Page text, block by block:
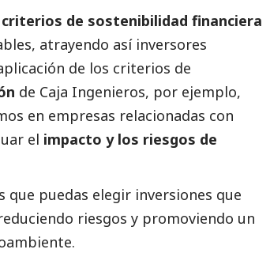
criterios de sostenibilidad financiera
atrayendo así inversores
de los criterios de
de Caja Ingenieros, por ejemplo,
en empresas relacionadas con
el impacto y los riesgos de
puedas elegir inversiones que
riesgos y promoviendo un
.